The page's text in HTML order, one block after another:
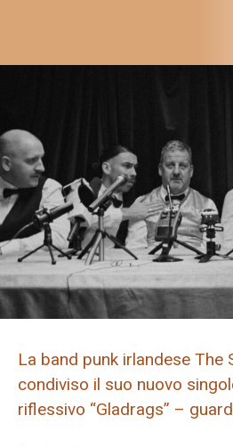
La band punk irlandese The
condiviso il suo nuovo
riflessivo “Gladrags” –